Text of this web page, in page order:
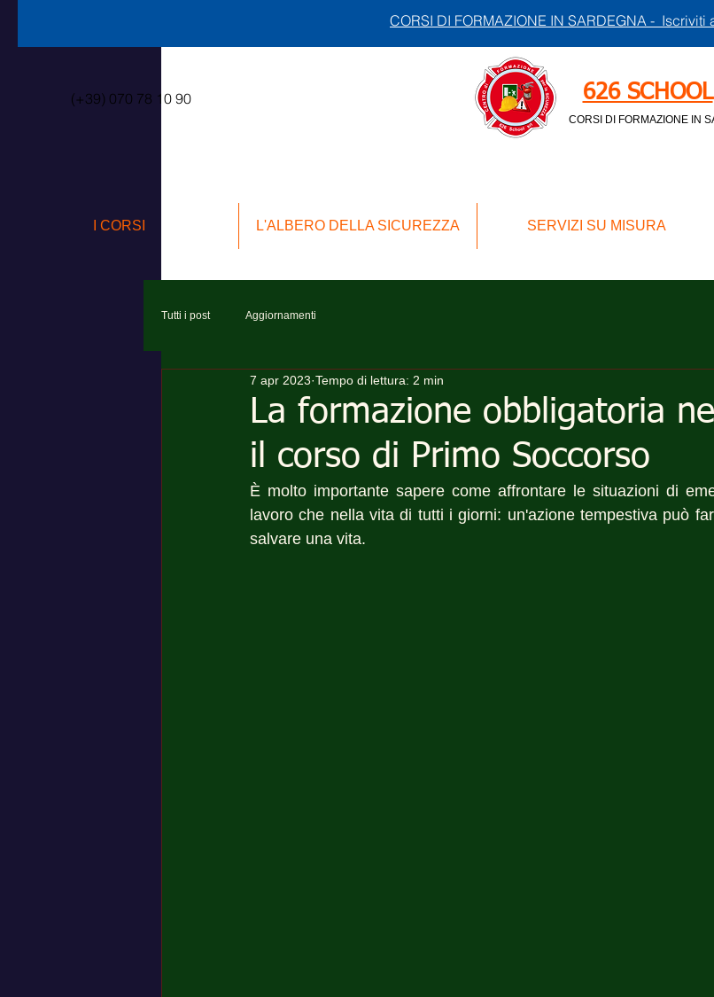
CORSI DI FORMAZIONE IN SARDEGNA - Iscriviti
(+39) 070 78 10 90 626 SCHOOL
CORSI DI FORMAZIONE IN
I CORSI L'ALBERO DELLA SICUREZZA SERVIZI SU MISURA
Tutti i post Aggiornamenti
La formazione obbligatoria
il corso di Primo Soccorso
7 apr 2023 Tempo di lettura: 2 min
È molto importante sapere come affrontare le situazioni di
lavoro che nella vita di tutti i giorni: un'azione tempestiva può
salvare una vita.